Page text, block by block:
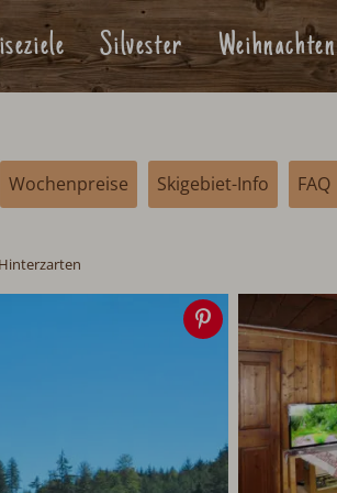
Silvester Weihnachten
Wochenpreise Skigebiet-Info FAQ
Speichern